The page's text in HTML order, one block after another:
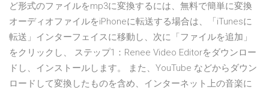
ど形式のファイルをmp3に変換するには、無料で簡単に変換
オーディオファイルをiPhoneに転送する場合は、「iTunesに
転送」インターフェイスに移動し、次に「ファイルを追加」
をクリックし、 ステップ1：Renee Video Editorをダウンロー
ドし、インストールします。 また、YouTube などからダウン
ロードして変換したものを含め、インターネット上の音楽に